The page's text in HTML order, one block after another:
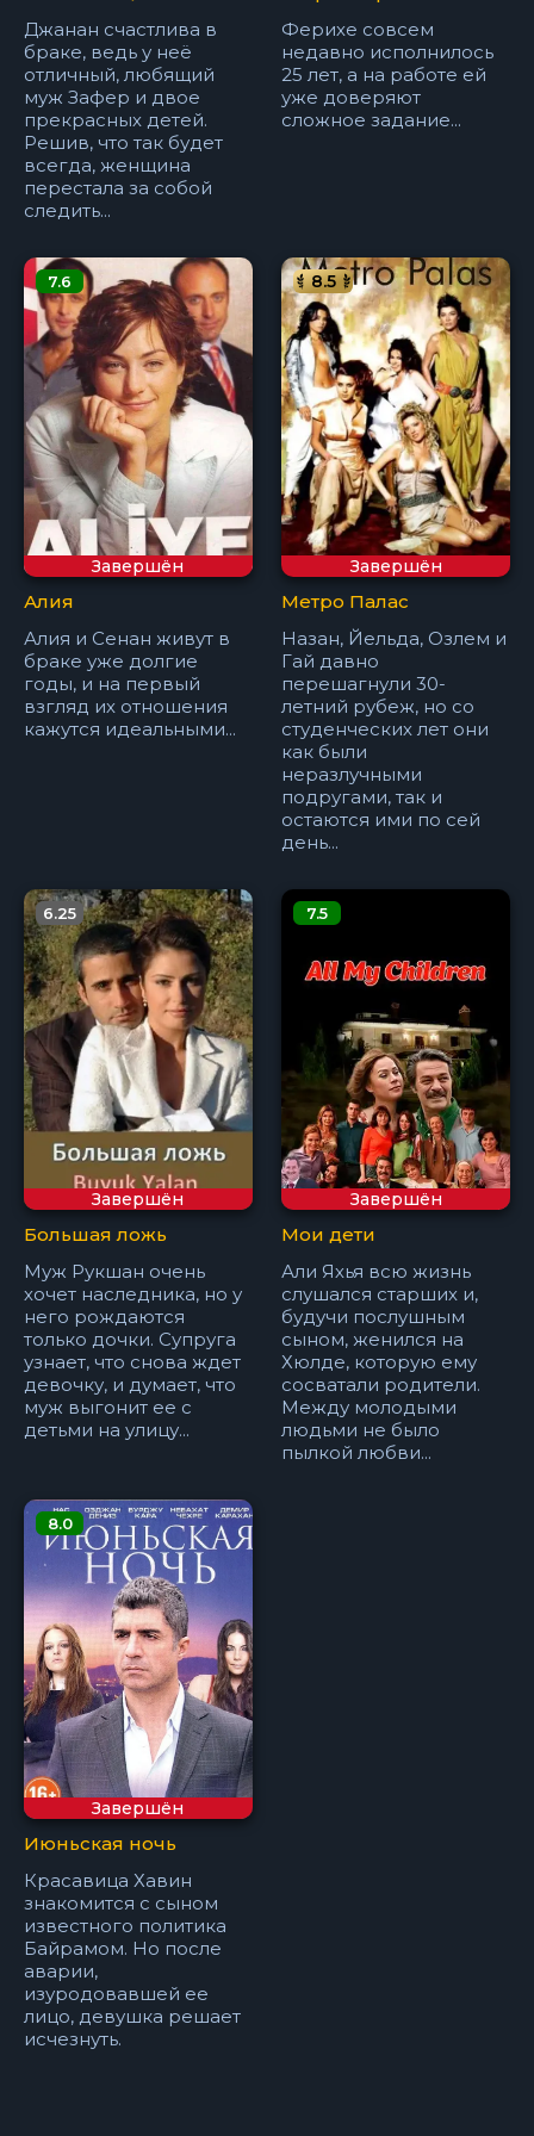
Джанан счастлива в
браке, ведь у неё
отличный, любящий
муж Зафер и двое
прекрасных детей.
Решив, что так будет
всегда, женщина
перестала за собой
следить...
Ферихе совсем
недавно исполнилось
25 лет, а на работе ей
уже доверяют
сложное задание...
Завершён
7.6
Алия
Алия и Сенан живут в
браке уже долгие
годы, и на первый
взгляд их отношения
кажутся идеальными...
Завершён
8.5
Метро Палас
Назан, Йельда, Озлем и
Гай давно
перешагнули 30-
летний рубеж, но со
студенческих лет они
как были
неразлучными
подругами, так и
остаются ими по сей
день...
Завершён
6.25
Большая ложь
Муж Рукшан очень
хочет наследника, но у
него рождаются
только дочки. Супруга
узнает, что снова ждет
девочку, и думает, что
муж выгонит ее с
детьми на улицу...
Завершён
7.5
Мои дети
Али Яхья всю жизнь
слушался старших и,
будучи послушным
сыном, женился на
Хюлде, которую ему
сосватали родители.
Между молодыми
людьми не было
пылкой любви...
Завершён
8.0
Июньская ночь
Красавица Хавин
знакомится с сыном
известного политика
Байрамом. Но после
аварии,
изуродовавшей ее
лицо, девушка решает
исчезнуть.